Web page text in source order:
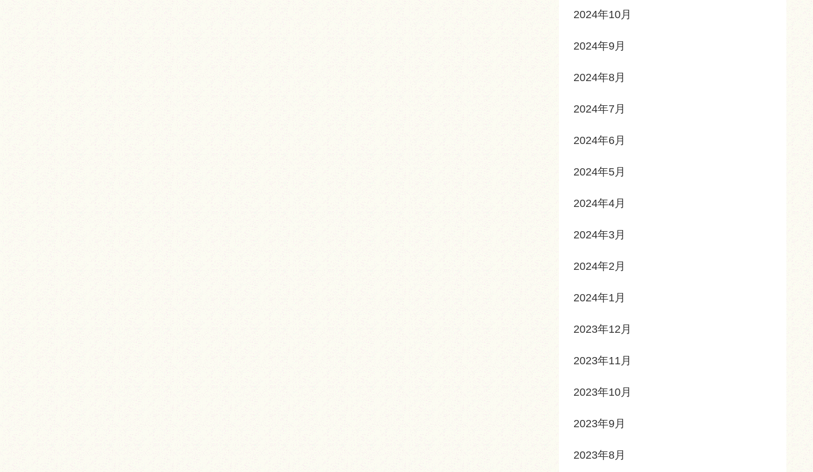
2024年10月
2024年9月
2024年8月
2024年7月
2024年6月
2024年5月
2024年4月
2024年3月
2024年2月
2024年1月
2023年12月
2023年11月
2023年10月
2023年9月
2023年8月